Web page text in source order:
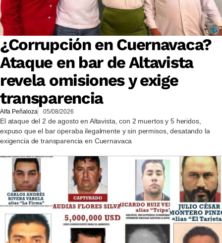
¿Corrupción en Cuernavaca?
Ataque en bar de Altavista
revela omisiones y exige
transparencia
Alfa Peñaloza 05/08/2026
El ataque del 2 de agosto en Altavista, con 2 muertos y 5 heridos,
expuso que el bar operaba ilegalmente y sin permisos, desatando la
exigencia de transparencia en Cuernavaca